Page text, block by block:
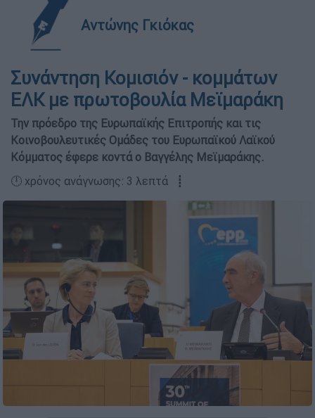
Αντώνης Γκιόκας
Συνάντηση Κομισιόν - κομμάτων
ΕΛΚ με πρωτοβουλία Μεϊμαράκη
Την πρόεδρο της Ευρωπαϊκής Επιτροπής και τις
Κοινοβουλευτικές Ομάδες του Ευρωπαϊκού Λαϊκού
Κόμματος έφερε κοντά ο Βαγγέλης Μεϊμαράκης.
🕛 χρόνος ανάγνωσης: 3 λεπτά ┋